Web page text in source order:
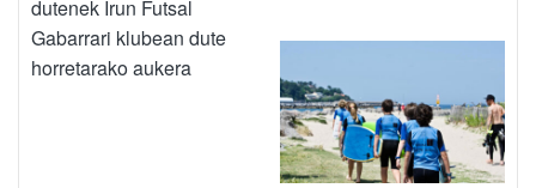
dutenek Irun Futsal
Gabarrari klubean dute
horretarako aukera